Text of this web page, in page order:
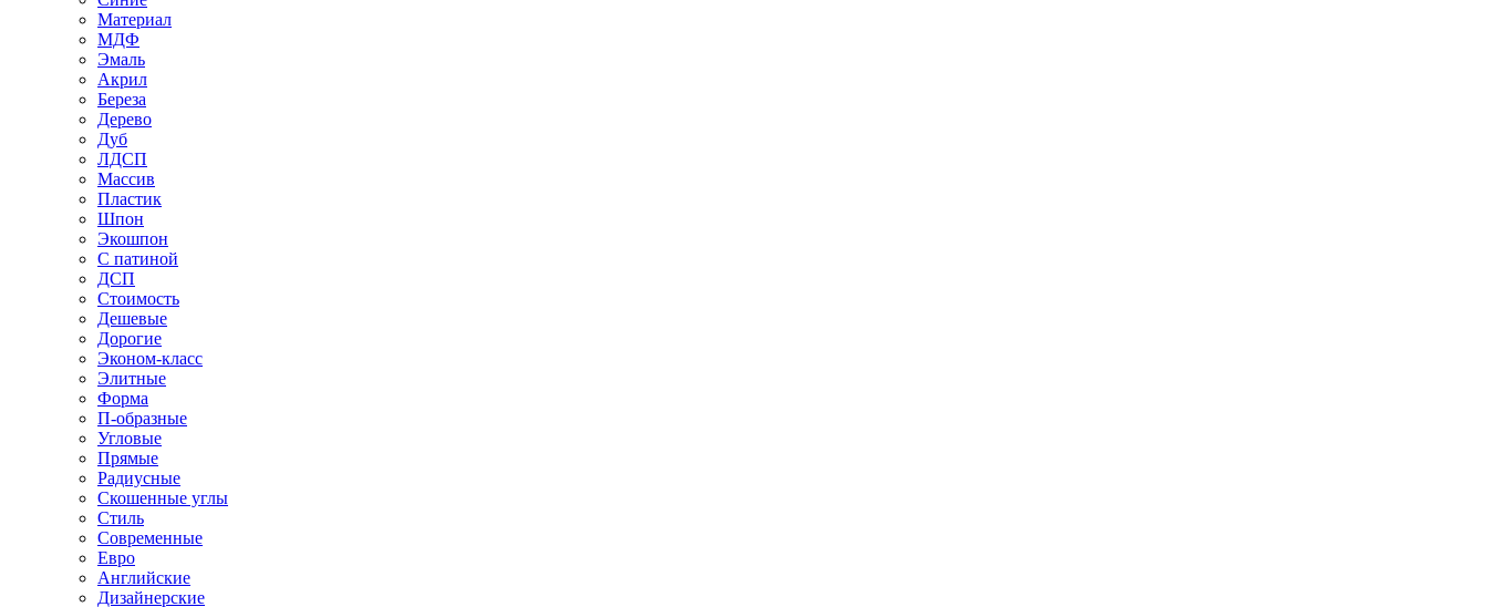
Материал
МДФ
Эмаль
Акрил
Береза
Дерево
Дуб
ЛДСП
Массив
Пластик
Шпон
Экошпон
С патиной
ДСП
Стоимость
Дешевые
Дорогие
Эконом-класс
Элитные
Форма
П-образные
Угловые
Прямые
Радиусные
Скошенные углы
Стиль
Современные
Евро
Английские
Дизайнерские